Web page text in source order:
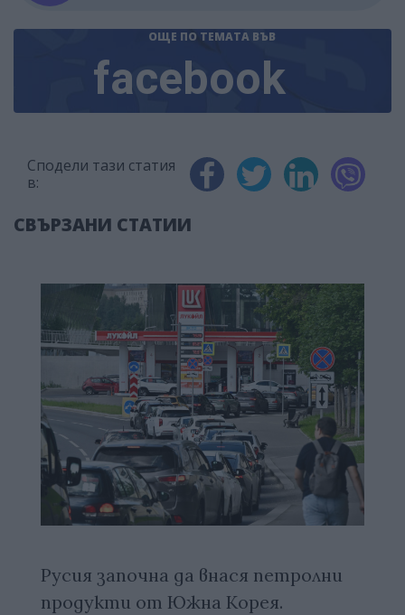
ОЩЕ ПО ТЕМАТА ВЪВ
facebook
Сподели тази статия
в:
СВЪРЗАНИ СТАТИИ
Русия започна да внася петролни
продукти от Южна Корея.